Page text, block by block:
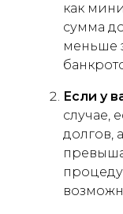
как
сумма
меньше
Если у
случае,
долгов,